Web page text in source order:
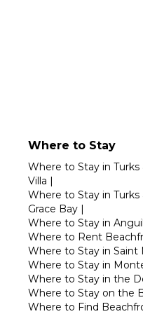
Where to Stay
Where to Stay in
Villa |
Where to Stay in Turks
Grace Bay |
Where to Stay in
Where to Rent
Where to Stay in Saint
Where to Stay in
Where to Stay in the
Where to Stay on the
Where to Find